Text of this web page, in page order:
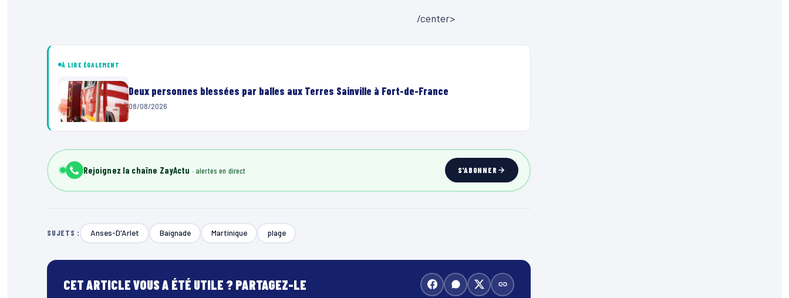
/center>
À LIRE ÉGALEMENT
Deux personnes blessées par balles aux Terres Sainville à Fort-de-France
08/08/2026
Rejoignez la chaîne ZayActu S'ABONNER
SUJETS : Anses-D'Arlet Baignade Martinique plage
CET ARTICLE VOUS A ÉTÉ UTILE ? PARTAGEZ-LE